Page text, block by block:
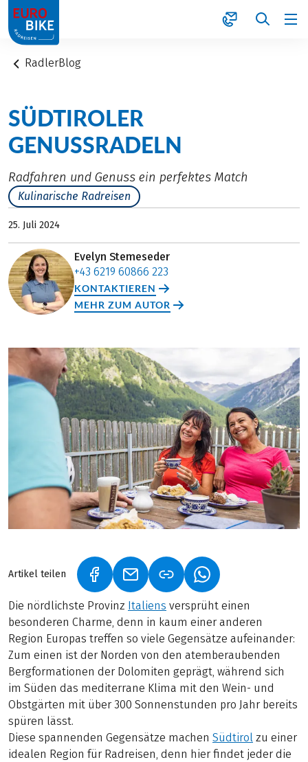
1
RadlerBlog
SÜDTIROLER
GENUSSRADELN
Radfahren und Genuss ein perfektes Match
Kulinarische Radreisen
25. Juli 2024
Evelyn Stemeseder
+43 6219 60866 223
KONTAKTIEREN
MEHR ZUM AUTOR
Artikel teilen (LINK ÖFFNET IN NEUEM TAB)
(LINK ÖFFNET IN NEUEM TAB)
(LINK ÖFFNET IN
Die nördlichste Provinz Italiens versprüht einen
besonderen Charme, denn in kaum einer anderen
Region Europas treffen so viele Gegensätze aufeinander:
Zum einen ist der Norden von den atemberaubenden
Bergformationen der Dolomiten geprägt, während sich
im Süden das mediterrane Klima mit den Wein- und
Obstgärten mit über 300 Sonnenstunden pro Jahr bereits
spüren lässt.
Diese spannenden Gegensätze machen Südtirol zu einer
idealen Region für Radreisen, denn hier findet jeder die